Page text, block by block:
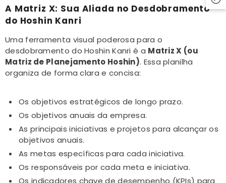
A Matriz X: Sua Aliada no Desdobramento
do Hoshin Kanri
Uma ferramenta visual poderosa para o
desdobramento do Hoshin Kanri é a Matriz X (ou
Matriz de Planejamento Hoshin). Essa planilha
organiza de forma clara e concisa:
Os objetivos estratégicos de longo prazo.
Os objetivos anuais da empresa.
As principais iniciativas e projetos para alcançar os
objetivos anuais.
As metas específicas para cada iniciativa.
Os responsáveis por cada meta e iniciativa.
Os indicadores chave de desempenho (KPIs) para